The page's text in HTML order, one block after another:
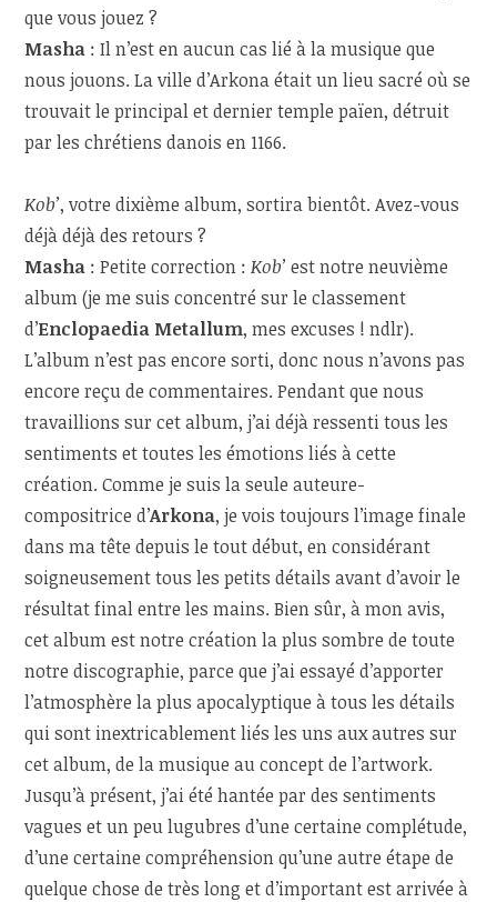
que vous jouez ?
Masha : Il n’est en aucun cas lié à la musique que
nous jouons. La ville d’Arkona était un lieu sacré où se
trouvait le principal et dernier temple païen, détruit
par les chrétiens danois en 1166.
Kob’, votre dixième album, sortira bientôt. Avez-vous
déjà déjà des retours ?
Masha : Petite correction :Kob’est notre neuvième
album (je me suis concentré sur le classement
d’Enclopaedia Metallum, mes excuses ! ndlr).
L’album n’est pas encore sorti, donc nous n’avons pas
encore reçu de commentaires. Pendant que nous
travaillions sur cet album, j’ai déjà ressenti tous les
sentiments et toutes les émotions liés à cette
création. Comme je suis la seule auteure-
compositrice d’Arkona, je vois toujours l’image finale
dans ma tête depuis le tout début, en considérant
soigneusement tous les petits détails avant d’avoir le
résultat final entre les mains. Bien sûr, à mon avis,
cet album est notre création la plus sombre de toute
notre discographie, parce que j’ai essayé d’apporter
l’atmosphère la plus apocalyptique à tous les détails
qui sont inextricablement liés les uns aux autres sur
cet album, de la musique au concept de l’artwork.
Jusqu’à présent, j’ai été hantée par des sentiments
vagues et un peu lugubres d’une certaine complétude,
d’une certaine compréhension qu’une autre étape de
quelque chose de très long et d’important est arrivée à